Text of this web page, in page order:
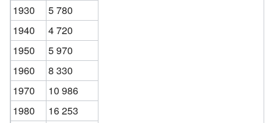
1930
5 780
1940
4 720
1950
5 970
1960
8 330
1970
10 986
1980
16 253